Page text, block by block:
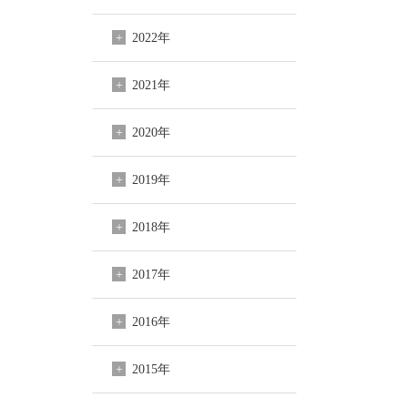
2022年
2021年
2020年
2019年
2018年
2017年
2016年
2015年